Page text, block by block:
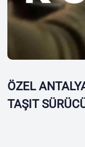
ÖZEL
TAŞIT